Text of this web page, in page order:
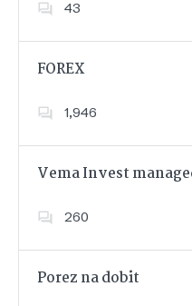
43
FOREX
1,946
Vema Invest
260
Porez na dobit